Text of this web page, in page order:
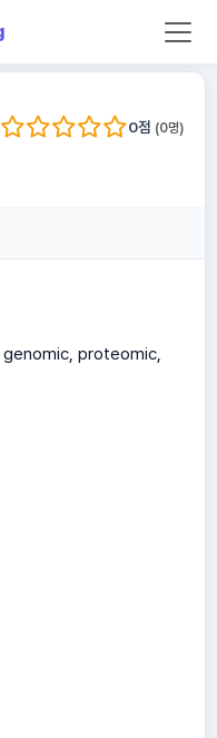
0점 (0명)
proteomic,